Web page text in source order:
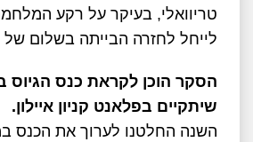
טריוואלי, בעיקר על רקע
לייחל לחזרה הבייתה בשלום של
שיתקיים בפלאנט קניון איילון.
השנה החלטנו לערוך את הכנס